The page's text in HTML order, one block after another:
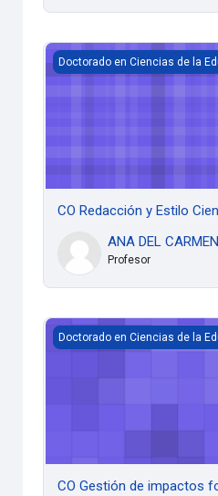
CO Redacción y Estilo
Doctorado en Ciencias de la
CO Redacción y Estilo
ANA DEL
Profesor
CO Gestión de impactos
Doctorado en Ciencias de la
CO Gestión de impactos